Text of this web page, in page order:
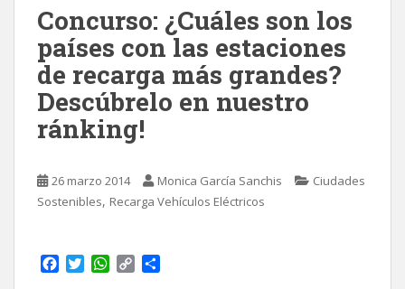
Concurso: ¿Cuáles son los
países con las estaciones
de recarga más grandes?
Descúbrelo en nuestro
ránking!
26 marzo 2014 Monica García Sanchis
Ciudades
Sostenibles, Recarga Vehículos Eléctricos
W